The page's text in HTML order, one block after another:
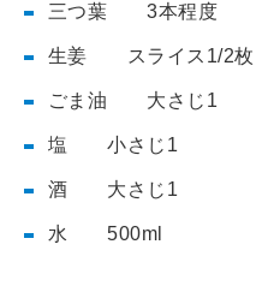
三つ葉 3本程度
生姜 スライス1/2枚
ごま油 大さじ1
塩 小さじ1
酒 大さじ1
水 500ml